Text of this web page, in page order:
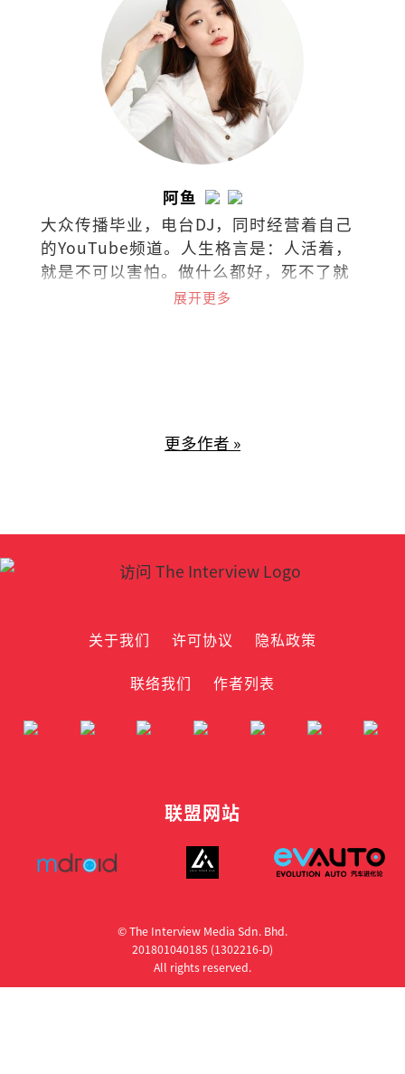
阿鱼
大众传播毕业，电台DJ，同时经营着自己
的YouTube频道。人生格言是：人活着，
就是不可以害怕。做什么都好，死不了就
展开更多
更多作者 »
关于我们 许可协议
隐私政策
联络我们
作者列表
联盟网站
© The Interview Media Sdn. Bhd.
201801040185 (1302216­-D)
All rights reserved.